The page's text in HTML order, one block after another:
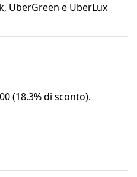
UberGreen e UberLux
(18.3% di sconto).